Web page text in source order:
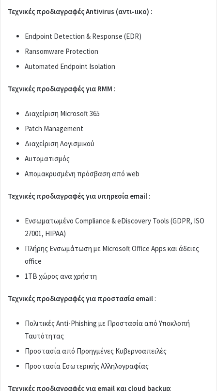
Τεχνικές προδιαγραφές Antivirus (αντι-ιικο) :
Endpoint Detection & Response (EDR)
Ransomware Protection
Automated Endpoint Isolation
Τεχνικές προδιαγραφές για RMM :
Διαχείριση Microsoft 365
Patch Management
Διαχείριση Λογισμικού
Αυτοματισμός
Απομακρυσμένη πρόσβαση από web
Τεχνικές προδιαγραφές για υπηρεσία email :
Ενσωματωμένο Compliance & eDiscovery Tools (GDPR, ISO
27001, HIPAA)
Πλήρης Ενσωμάτωση με Microsoft Office Apps και άδειες
office
1TB χώρος ανα χρήστη
Τεχνικές προδιαγραφές για προστασία email :
Πολιτικές Anti-Phishing με Προστασία από Υποκλοπή
Ταυτότητας
Προστασία από Προηγμένες Κυβερνοαπειλές
Προστασία Εσωτερικής Αλληλογραφίας
Τεχνικές προδιαγραφές για email και cloud backup: